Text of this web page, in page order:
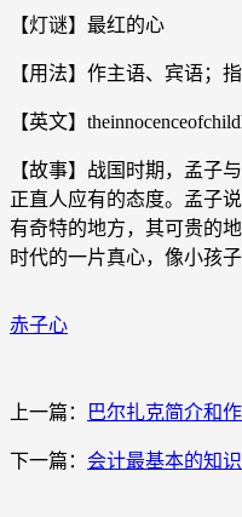
【灯谜】最红的心
【用法】作主语、宾语；
【英文】
【故事】战国时期，孟子
正直人应有的态度。孟子
有奇特的地方，其可贵的
时代的一片真心，像小孩
赤子心
上一篇： 巴尔扎克简介和
下一篇： 会计最基本的知